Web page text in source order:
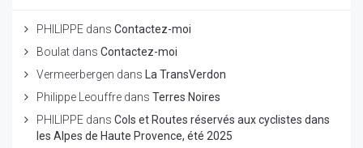
PHILIPPE dans Contactez-moi
Boulat dans Contactez-moi
Vermeerbergen dans
La TransVerdon
Philippe Leouffre dans Terres Noires
PHILIPPE dans Cols et Routes réservés aux cyclistes dans
les Alpes de Haute Provence, été 2025